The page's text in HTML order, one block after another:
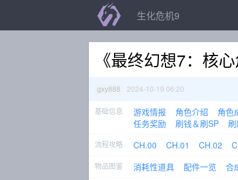
生化危机9
《最终幻想7：核
gxy888 2024-10-19 06:20
基础信息 游戏情报 角色介绍 角色
任务奖励
刷钱＆刷SP
流程攻略 CH.00 CH.01 CH.02
物品图鉴 消耗性道具 配件一览 合